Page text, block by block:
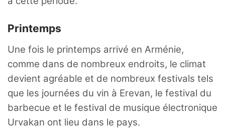
Printemps
Une fois le printemps arrivé en Arménie,
comme dans de nombreux endroits, le climat
devient agréable et de nombreux festivals tels
que les journées du vin à Erevan, le festival du
barbecue et le festival de musique électronique
Urvakan ont lieu dans le pays.